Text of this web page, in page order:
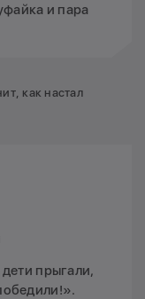
и пара
как настал
прыгали,